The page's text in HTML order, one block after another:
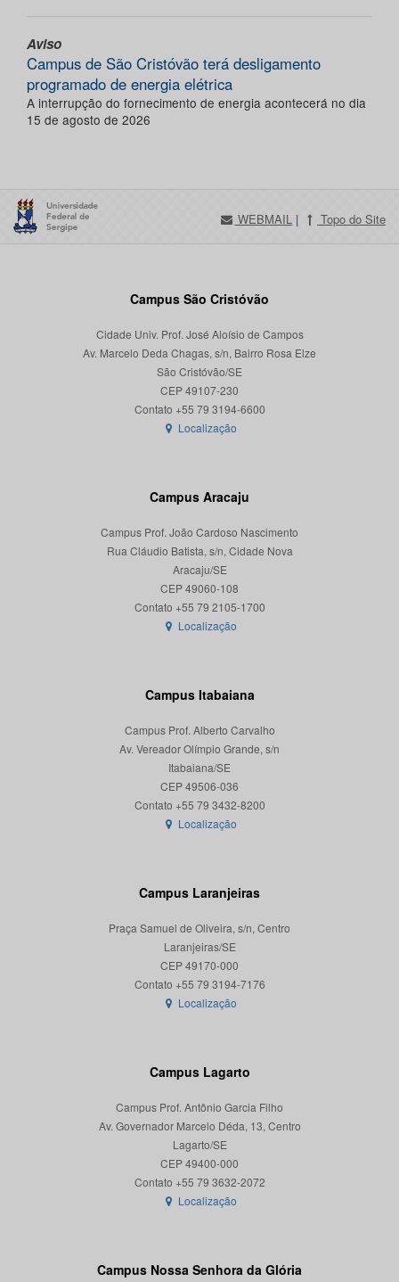
Aviso
Campus de São Cristóvão terá desligamento
programado de energia elétrica
A interrupção do fornecimento de energia acontecerá no dia
15 de agosto de 2026
WEBMAIL | Topo do Site
Campus São Cristóvão
Cidade Univ. Prof. José Aloísio de Campos
Av. Marcelo Deda Chagas, s/n, Bairro Rosa Elze
São Cristóvão/SE
CEP 49107-230
Localização
Campus Aracaju
Campus Prof. João Cardoso Nascimento
Rua Cláudio Batista, s/n, Cidade Nova
Aracaju/SE
CEP 49060-108
Localização
Campus Itabaiana
Campus Prof. Alberto Carvalho
Av. Vereador Olímpio Grande, s/n
Itabaiana/SE
CEP 49506-036
Localização
Campus Laranjeiras
Praça Samuel de Oliveira, s/n, Centro
Laranjeiras/SE
CEP 49170-000
Localização
Campus Lagarto
Campus Prof. Antônio Garcia Filho
Av. Governador Marcelo Déda, 13, Centro
Lagarto/SE
CEP 49400-000
Localização
Campus Nossa Senhora da Glória